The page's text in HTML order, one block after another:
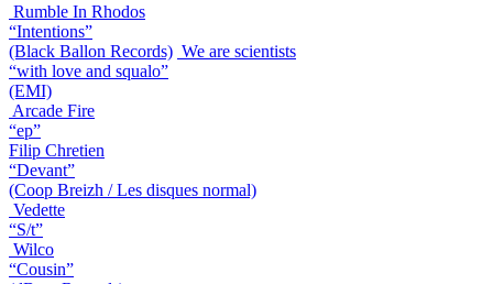
Rumble In Rhodos
“Intentions”
(Black Ballon Records) We are scientists
“with love and squalo”
(EMI)
Arcade Fire
“ep”
Filip Chretien
“Devant”
(Coop Breizh / Les disques normal)
Vedette
“S/t”
Wilco
“Cousin”